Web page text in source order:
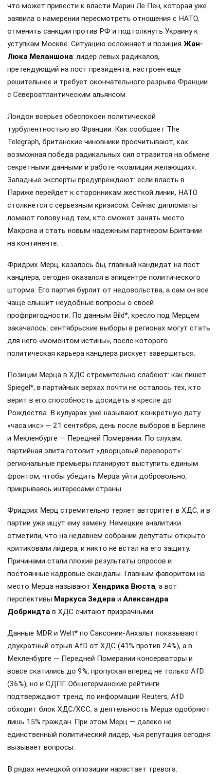
что может привести к власти Марин Ле Пен, которая уже
заявила о намерении пересмотреть отношения с НАТО,
отменить санкции против РФ и подтолкнуть Украину к
уступкам Москве. Ситуацию осложняет и позиция Жан-
Люка Меланшона: лидер левых радикалов,
претендующий на пост президента, настроен еще
решительнее и требует окончательного разрыва Франции
с Североатлантическим альянсом.
Лондон всерьез обеспокоен политической
турбулентностью во Франции. Как сообщает The
Telegraph, британские чиновники просчитывают, как
возможная победа радикальных сил отразится на обмене
секретными данными и работе «коалиции желающих».
Западные эксперты предупреждают: если власть в
Париже перейдет к сторонникам жесткой линии, НАТО
столкнется с серьезным кризисом. Сейчас дипломаты
ломают голову над тем, кто сможет занять место
Макрона и стать новым надежным партнером Британии
на континенте.
Фридрих Мерц, казалось бы, главный кандидат на пост
канцлера, сегодня оказался в эпицентре политического
шторма. Его партия бурлит от недовольства, а сам он все
чаще слышит неудобные вопросы о своей
профпригодности. По данным Bild*, кресло под Мерцем
закачалось: сентябрьские выборы в регионах могут стать
для него «моментом истины», после которого
политическая карьера канцлера рискует завершиться.
Позиции Мерца в ХДС стремительно слабеют: как пишет
Spiegel*, в партийных верхах почти не осталось тех, кто
верит в его способность досидеть в кресле до
Рождества. В кулуарах уже называют конкретную дату
«часа икс» — 21 сентября, день после выборов в Берлине
и Мекленбурге — Передней Померании. По слухам,
партийная элита готовит «дворцовый переворот»:
региональные премьеры планируют выступить единым
фронтом, чтобы убедить Мерца уйти добровольно,
прикрываясь интересами страны.
Фридрих Мерц стремительно теряет авторитет в ХДС, и в
партии уже ищут ему замену. Немецкие аналитики
отметили, что на недавнем собрании депутаты открыто
критиковали лидера, и никто не встал на его защиту.
Причинами стали плохие результаты опросов и
постоянные кадровые скандалы. Главным фаворитом на
место Мерца называют Хендрика Вюста, а вот
перспективы Маркуса Зедера и Александра
Добриндта в ХДС считают призрачными.
Данные MDR и Welt* по Саксонии-Анхальт показывают
двукратный отрыв AfD от ХДС (41% против 24%), а в
Мекленбурге — Передней Померании консерваторы и
вовсе скатились до 9%, пропуская вперед не только AfD
(36%), но и СДПГ. Общегерманские рейтинги
подтверждают тренд: по информации Reuters, AfD
обходит блок ХДС/ХСС, а деятельность Мерца одобряют
лишь 15% граждан. При этом Мерц — далеко не
единственный политический лидер, чья репутация сегодня
вызывает вопросы.
В рядах немецкой оппозиции нарастает тревога: